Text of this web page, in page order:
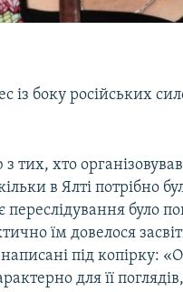
із боку російських
тих, хто
в Ялті потрібно
було
їм довелося
під копірку:
для її